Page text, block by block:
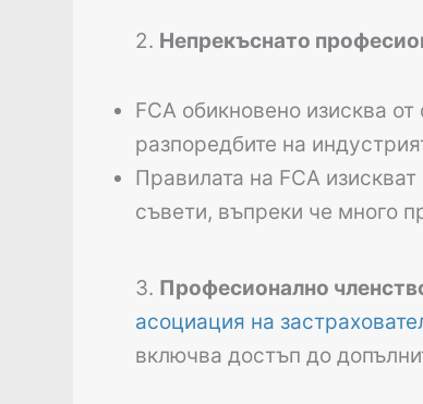
2. Непрекъснато
FCA обикновено изисква
разпоредбите на
Правилата на FCA
съвети, въпреки че много
3. Професионално
асоциация на
включва достъп до